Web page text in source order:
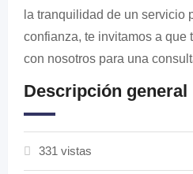
la tranquilidad de un servicio
confianza, te invitamos a que
con nosotros para una
Descripción general
331 vistas